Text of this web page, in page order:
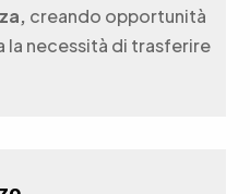
creando opportunità
la necessità di trasferire